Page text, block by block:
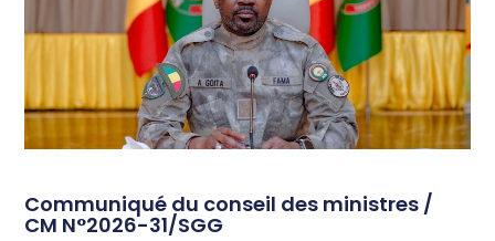
Communiqué du conseil des ministres /
CM N°2026-31/SGG